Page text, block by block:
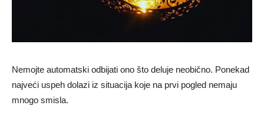
Nemojte automatski odbijati ono što deluje neobično. Ponekad
najveći uspeh dolazi iz situacija koje na prvi pogled nemaju
mnogo smisla.